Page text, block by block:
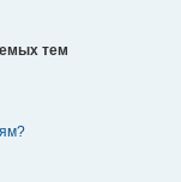
тем